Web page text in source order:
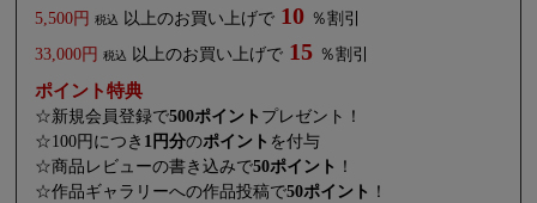
5,500円 税込 以上のお買い上げで 10 ％割引
33,000円
税込 以上のお買い上げで 15 ％割引
ポイント特典
☆新規会員登録で500ポイント プレゼント！
☆100円につき 1円分のポイント を付与
☆商品レビューの書き込みで50ポイント ！
☆作品ギャラリーへの作品投稿で50ポイント ！